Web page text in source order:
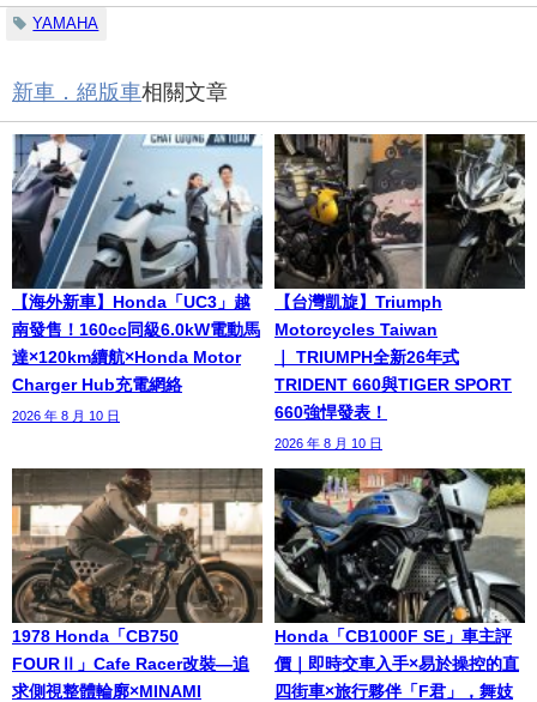
YAMAHA
新車．絕版車相關文章
【海外新車】Honda「UC3」越
南發售！160cc同級6.0kW電動馬
達×120km續航×Honda Motor
Charger Hub充電網絡
2026 年 8 月 10 日
【台灣凱旋】Triumph
Motorcycles Taiwan
｜ TRIUMPH全新26年式
TRIDENT 660與TIGER SPORT
660強悍發表！
2026 年 8 月 10 日
1978 Honda「CB750
FOURⅡ」Cafe Racer改裝—追
求側視整體輪廓×MINAMI
Honda「CB1000F SE」車主評
價｜即時交車入手×易於操控的直
四街車×旅行夥伴「F君」，舞妓